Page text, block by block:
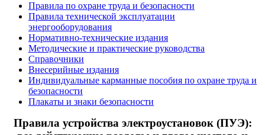
Правила по охране труда и безопасности
Правила технической эксплуатации
энергооборудования
Нормативно-технические издания
Методические и практические руководства
Справочники
Внесерийные издания
Индивидуальные карманные пособия по охране труда и
безопасности
Плакаты и знаки безопасности
Правила устройства электроустановок (ПУЭ):